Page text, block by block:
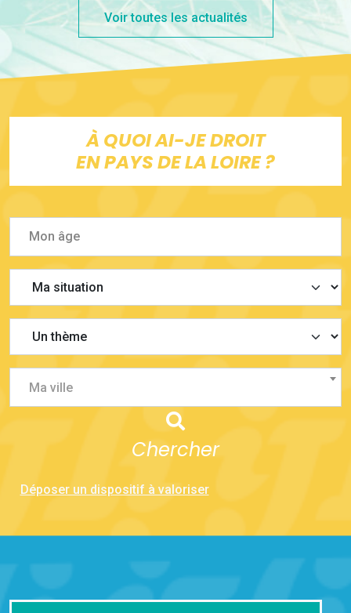
Voir toutes les actualités
À QUOI AI-JE DROIT
EN PAYS DE LA LOIRE ?
Ma ville
Chercher
Déposer un dispositif à valoriser